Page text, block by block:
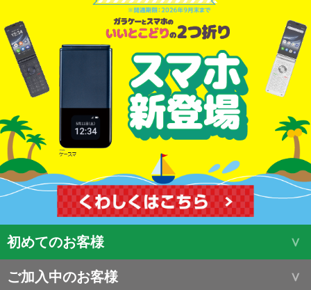
初めてのお客様
ご加入中のお客様